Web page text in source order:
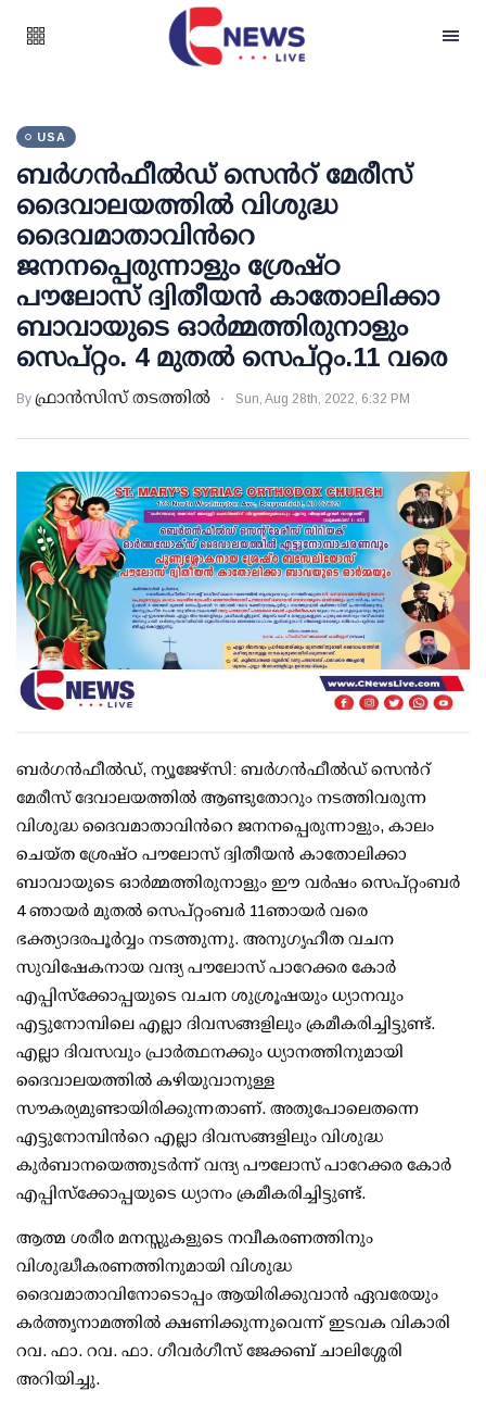
USA
ബര്‍ഗന്‍ഫീല്‍ഡ് സെന്‍റ് മേരീസ്
ദൈവാലയത്തില്‍ വിശുദ്ധ
ദൈവമാതാവിന്‍റെ
ജനനപ്പെരുന്നാളും ശ്രേഷ്ഠ
പൗലോസ് ദ്വിതീയന്‍ കാതോലിക്കാ
ബാവായുടെ ഓര്‍മ്മത്തിരുനാളും
സെപ്റ്റം. 4 മുതല്‍ സെപ്റ്റം.11 വരെ
By ഫ്രാൻസിസ് തടത്തിൽ Sun, Aug 28th, 2022, 6:32 PM
ബര്‍ഗന്‍ഫീല്‍ഡ്, ന്യൂജേഴ്സി: ബര്‍ഗന്‍ഫീല്‍ഡ് സെന്‍റ്
മേരീസ് ദേവാലയത്തില്‍ ആണ്ടുതോറും നടത്തിവരുന്ന
വിശുദ്ധ ദൈവമാതാവിന്‍റെ ജനനപ്പെരുന്നാളും, കാലം
ചെയ്ത ശ്രേഷ്ഠ പൗലോസ് ദ്വിതീയന്‍ കാതോലിക്കാ
ബാവായുടെ ഓര്‍മ്മത്തിരുനാളും ഈ വര്‍ഷം സെപ്റ്റംബര്‍
4 ഞായര്‍ മുതല്‍ സെപ്റ്റംബര്‍ 11ഞായര്‍ വരെ
ഭക്ത്യാദരപൂര്‍വ്വം നടത്തുന്നു. അനുഗൃഹീത വചന
സുവിഷേകനായ വന്ദ്യ പൗലോസ് പാറേക്കര കോര്‍
എപ്പിസ്ക്കോപ്പയുടെ വചന ശുശ്രൂഷയും ധ്യാനവും
എട്ടുനോമ്പിലെ എല്ലാ ദിവസങ്ങളിലും ക്രമീകരിച്ചിട്ടുണ്ട്.
എല്ലാ ദിവസവും പ്രാർത്ഥനക്കും ധ്യാനത്തിനുമായി
ദൈവാലയത്തില്‍ കഴിയുവാനുള്ള
സൗകര്യമുണ്ടായിരിക്കുന്നതാണ്. അതുപോലെതന്നെ
എട്ടുനോമ്പിന്‍റെ എല്ലാ ദിവസങ്ങളിലും വിശുദ്ധ
കുര്‍ബാനയെത്തുടര്‍ന്ന് വന്ദ്യ പൗലോസ് പാറേക്കര കോര്‍
എപ്പിസ്ക്കോപ്പയുടെ ധ്യാനം ക്രമീകരിച്ചിട്ടുണ്ട്.
ആത്മ ശരീര മനസ്സുകളുടെ നവീകരണത്തിനും
വിശുദ്ധീകരണത്തിനുമായി വിശുദ്ധ
ദൈവമാതാവിനോടൊപ്പം ആയിരിക്കുവാന്‍ ഏവരേയും
കര്‍ത്തൃനാമത്തില്‍ ക്ഷണിക്കുന്നുവെന്ന് ഇടവക വികാരി
റവ. ഫാ. റവ. ഫാ. ഗീവര്‍ഗീസ് ജേക്കബ് ചാലിശ്ശേരി
അറിയിച്ചു.